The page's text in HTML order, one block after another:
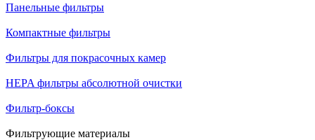
Панельные фильтры
Компактные фильтры
Фильтры для покрасочных камер
HEPA фильтры абсолютной очистки
Фильтр-боксы
Фильтрующие материалы